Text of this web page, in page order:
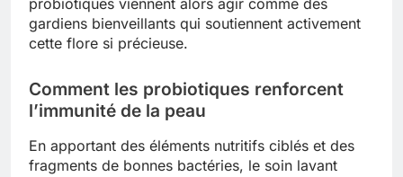
gardiens bienveillants qui soutiennent activement
cette flore si précieuse.
Comment les probiotiques renforcent
l’immunité de la peau
En apportant des éléments nutritifs ciblés et des
fragments de bonnes bactéries, le soin lavant